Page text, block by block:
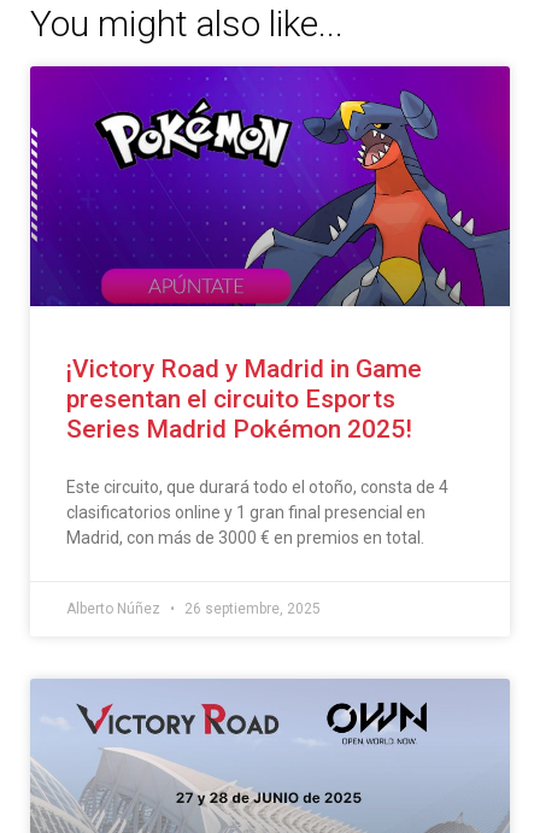
You might also like...
¡Victory Road y Madrid in Game
presentan el circuito Esports
Series Madrid Pokémon 2025!
Este circuito, que durará todo el otoño, consta de 4
clasificatorios online y 1 gran final presencial en
Madrid, con más de 3000 € en premios en total.
Alberto Núñez 26 septiembre, 2025